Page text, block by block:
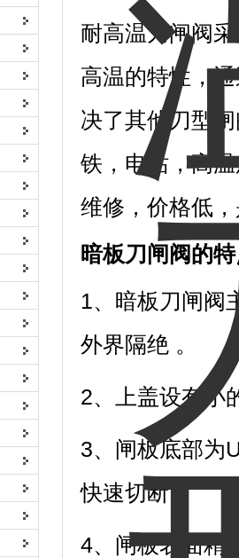
耐高温刀闸阀
高温的特性，
决了其他刀型
铁，电站，高
维修，价格低
暗板刀闸阀的
1、暗板刀闸阀
外界隔绝 。
2、上盖设有小
3、闸板底部为
快速切断。
4、闸板表面精